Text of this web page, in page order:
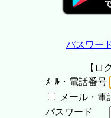
パスワー
【ロ
ﾒｰﾙ・電話番号
メール・電
パスワード